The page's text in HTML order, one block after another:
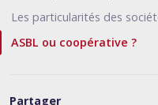
Les particularités des
ASBL ou coopérative ?
Partager